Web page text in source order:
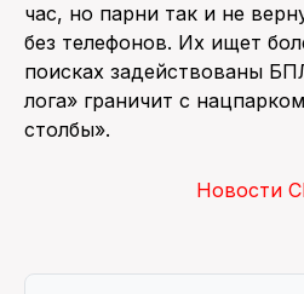
час, но парни так и не
без телефонов. Их ищет
поисках задействованы
лога» граничит с
столбы».
Новости